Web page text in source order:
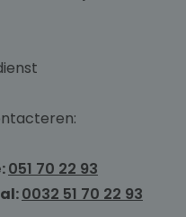
051 70 22 93
0032 51 70 22 93